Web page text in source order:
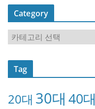
Category
a
t
o
Tag
20대 30대 40대